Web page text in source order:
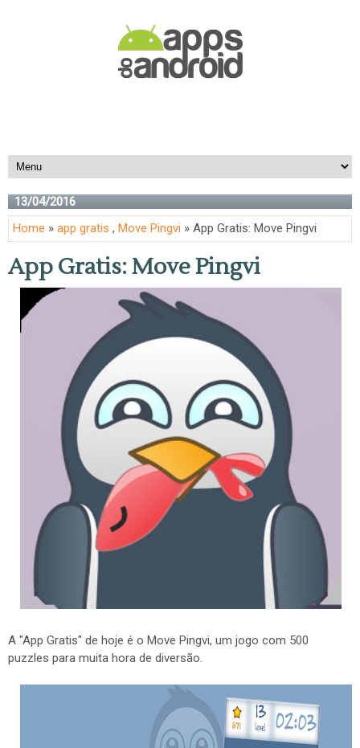
13/04/2016
Home » app gratis , Move Pingvi » App Gratis: Move Pingvi
App Gratis: Move Pingvi
A "App Gratis" de hoje é o Move Pingvi, um jogo com 500
puzzles para muita hora de diversão.